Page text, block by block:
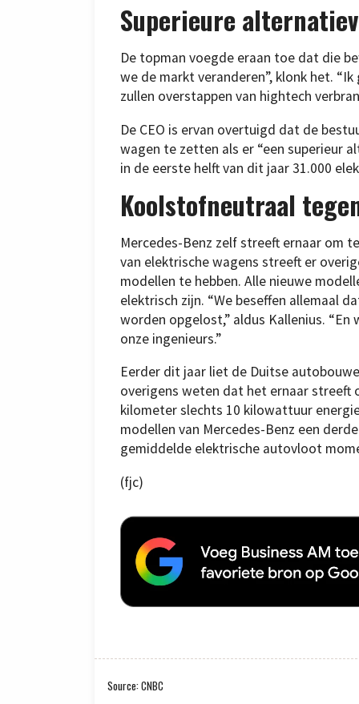
Superieure
De topman voegde eraan toe dat die
we de markt veranderen”, klonk het.
zullen overstappen van hightech
De CEO is ervan overtuigd dat de
wagen te zetten als er “een superieur
in de eerste helft van dit jaar 31.000
Koolstofneutraal
Mercedes-Benz zelf streeft ernaar om
van elektrische wagens streeft er
modellen te hebben. Alle nieuwe
elektrisch zijn. “We beseffen allemaal
worden opgelost,” aldus Kallenius.
onze ingenieurs.”
Eerder dit jaar liet de Duitse
overigens weten dat het ernaar streeft
kilometer slechts 10 kilowattuur
modellen van Mercedes-Benz een
gemiddelde elektrische autovloot
(fjc)
Source: CNBC